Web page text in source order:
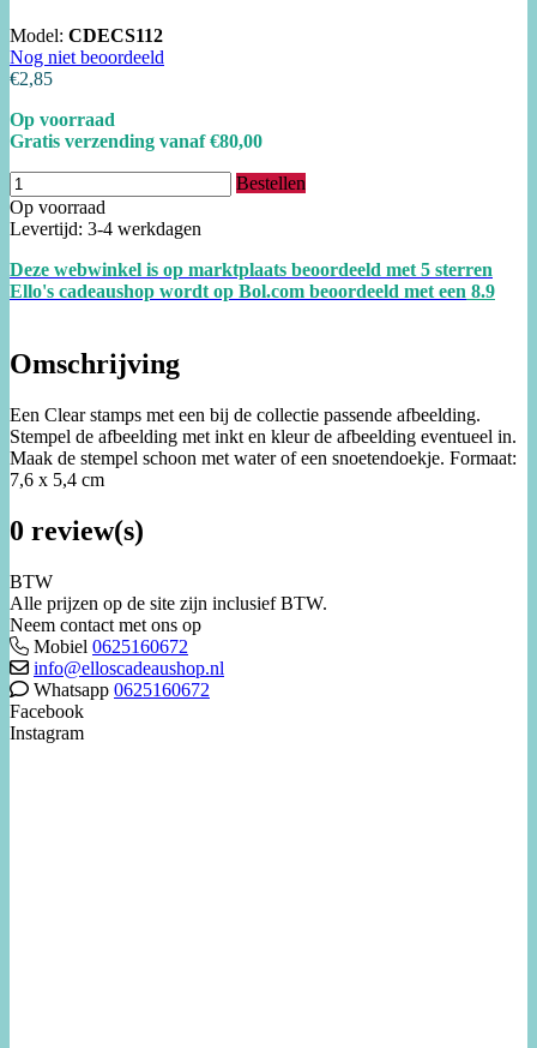
Model: CDECS112
Nog niet beoordeeld
€2,85
Op voorraad
Gratis verzending vanaf €80,00
Bestellen
Op voorraad
Levertijd: 3-4 werkdagen
Deze webwinkel is op marktplaats beoordeeld met 5 sterren
Ello's cadeaushop wordt op Bol.com beoordeeld met een 8.9
Omschrijving
Een Clear stamps met een bij de collectie passende afbeelding.
Stempel de afbeelding met inkt en kleur de afbeelding eventueel in.
Maak de stempel schoon met water of een snoetendoekje. Formaat:
7,6 x 5,4 cm
0 review(s)
BTW
Alle prijzen op de site zijn inclusief BTW.
Neem contact met ons op
Mobiel 0625160672
info@elloscadeaushop.nl
Whatsapp 0625160672
Facebook
Instagram